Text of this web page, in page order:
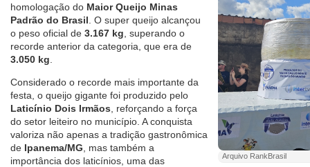
Arquivo RankBrasil
homologação do Maior Queijo Minas
Padrão do Brasil . O super queijo alcançou
o peso oficial de 3.167 kg , superando o
recorde anterior da categoria, que era de
3.050 kg
Considerado o recorde mais importante da
festa, o queijo gigante foi produzido pelo
Laticínio Dois Irmãos , reforçando a força
do setor leiteiro no município. A conquista
valoriza não apenas a tradição gastronômica
de Ipanema/MG , mas também a
importância dos laticínios, uma das